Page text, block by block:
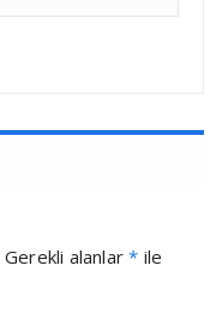
Gerekli alanlar* ile